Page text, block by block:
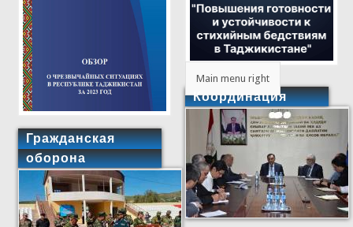
Гражданская
оборона
Main menu right
Координация